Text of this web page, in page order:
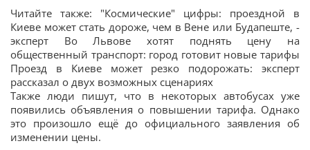
Читайте также: "Космические" цифры: проездной в
Киеве может стать дороже, чем в Вене или Будапеште, -
эксперт Во Львове хотят поднять цену на
общественный транспорт: город готовит новые тарифы
Проезд в Киеве может резко подорожать: эксперт
рассказал о двух возможных сценариях
Также люди пишут, что в некоторых автобусах уже
появились объявления о повышении тарифа. Однако
это произошло ещё до официального заявления об
изменении цены.